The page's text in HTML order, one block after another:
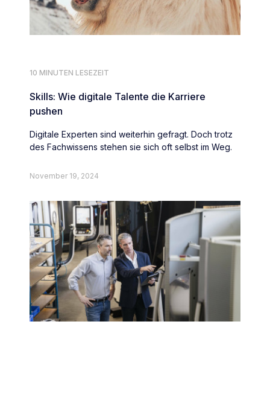
10 MINUTEN LESEZEIT
Skills: Wie digitale Talente die Karriere
pushen
Digitale Experten sind weiterhin gefragt. Doch trotz
des Fachwissens stehen sie sich oft selbst im Weg.
November 19, 2024